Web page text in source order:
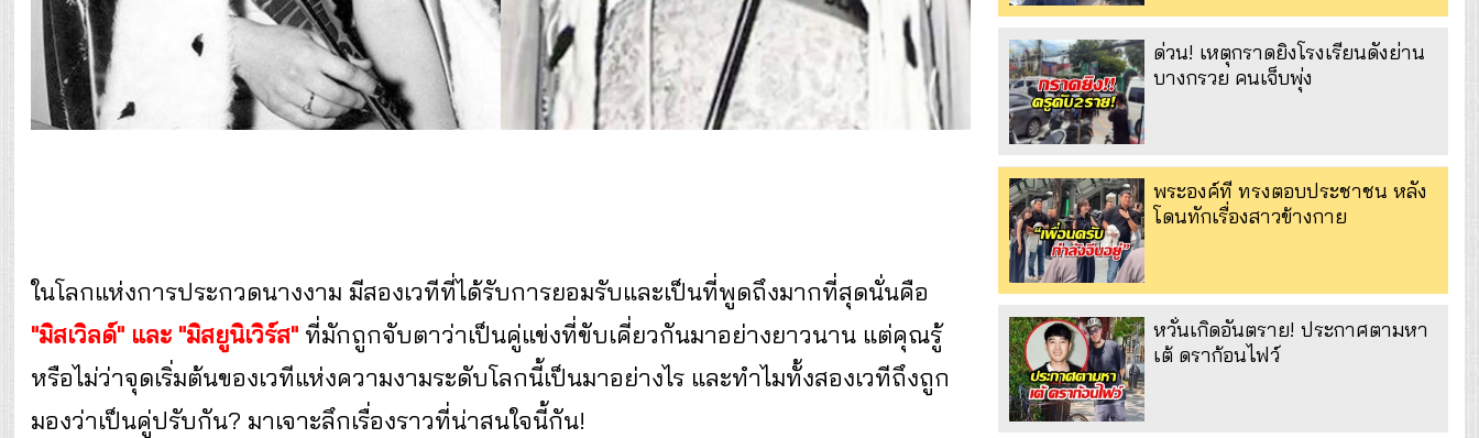
ในโลกแห่งการประกวดนางงาม มีสองเวทีที่ได้รับการยอมรับและเป็นที่พูดถึงมากที่สุดนั่นคือ
"มิสเวิลด์" และ "มิสยูนิเวิร์ส" ที่มักถูกจับตาว่าเป็นคู่แข่งที่ขับเคี่ยวกันมาอย่างยาวนาน แต่คุณรู้
หรือไม่ว่าจุดเริ่มต้นของเวทีแห่งความงามระดับโลกนี้เป็นมาอย่างไร และทำไมทั้งสองเวทีถึงถูก
มองว่าเป็นคู่ปรับกัน? มาเจาะลึกเรื่องราวที่น่าสนใจนี้กัน!
ด่วน! เหตุกราดยิงโรงเรียนดังย่าน
บางกรวย คนเจ็บพุ่ง
พระองค์ที ทรงตอบประชาชน หลัง
โดนทักเรื่องสาวข้างกาย
หวั่นเกิดอันตราย! ประกาศตามหา
เต้ ดราก้อนไฟว์